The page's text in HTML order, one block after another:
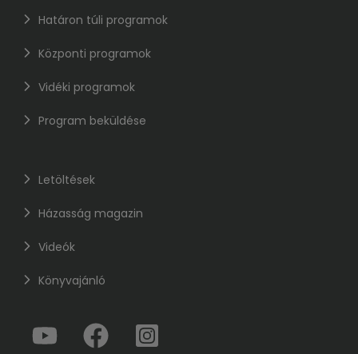
Határon túli programok
Központi programok
Vidéki programok
Program beküldése
Letöltések
Házasság magazin
Videók
Könyvajánló